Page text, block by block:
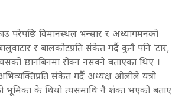
परेपछि विमानस्थल भन्सार र अध्यागमनको
र बालकोटप्रति संकेत गर्दै कुनै पनि ‘टार,
यसको छानबिनमा रोक्न नसक्ने बताएका थिए ।
अभिव्यक्तिप्रति संकेत गर्दै अध्यक्ष ‌ओलीले यत्रो
भूमिका के थियो त्यसमाथि नै शंका भएको बताए